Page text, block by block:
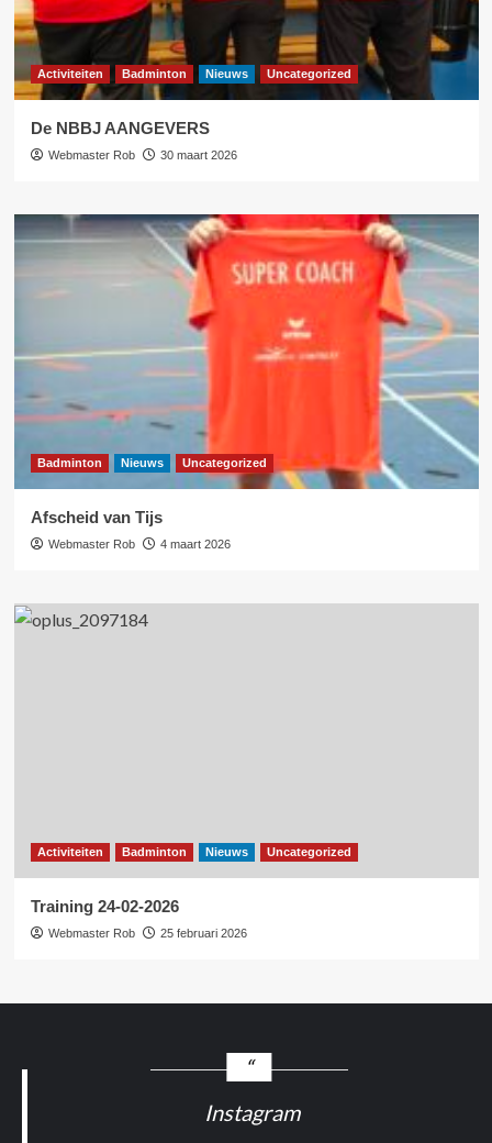
Activiteiten Badminton Nieuws Uncategorized
De NBBJ AANGEVERS
Webmaster Rob 30 maart 2026
Badminton Nieuws Uncategorized
Afscheid van Tijs
Webmaster Rob 4 maart 2026
Activiteiten Badminton Nieuws Uncategorized
Training 24-02-2026
Webmaster Rob 25 februari 2026
Instagram